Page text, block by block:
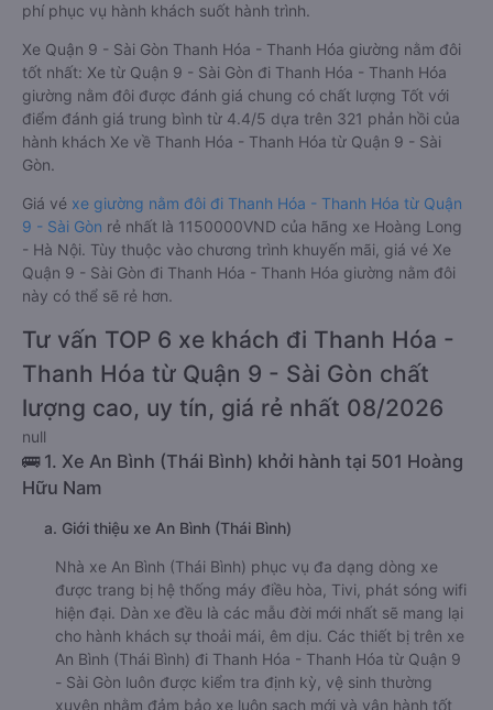
phí phục vụ hành khách suốt hành trình.
Xe Quận 9 - Sài Gòn Thanh Hóa - Thanh Hóa giường nằm đôi
tốt nhất: Xe từ Quận 9 - Sài Gòn đi Thanh Hóa - Thanh Hóa
giường nằm đôi được đánh giá chung có chất lượng Tốt với
điểm đánh giá trung bình từ 4.4/5 dựa trên 321 phản hồi của
hành khách Xe về Thanh Hóa - Thanh Hóa từ Quận 9 - Sài
Gòn.
Giá vé xe giường nằm đôi đi Thanh Hóa - Thanh Hóa từ Quận
9 - Sài Gòn rẻ nhất là 1150000VND của hãng xe Hoàng Long
- Hà Nội. Tùy thuộc vào chương trình khuyến mãi, giá vé Xe
Quận 9 - Sài Gòn đi Thanh Hóa - Thanh Hóa giường nằm đôi
này có thể sẽ rẻ hơn.
Tư vấn TOP 6 xe khách đi Thanh Hóa -
Thanh Hóa từ Quận 9 - Sài Gòn chất
lượng cao, uy tín, giá rẻ nhất 08/2026
null
🚌 1. Xe An Bình (Thái Bình) khởi hành tại 501 Hoàng
Hữu Nam
a. Giới thiệu xe An Bình (Thái Bình)
Nhà xe An Bình (Thái Bình) phục vụ đa dạng dòng xe
được trang bị hệ thống máy điều hòa, Tivi, phát sóng wifi
hiện đại. Dàn xe đều là các mẫu đời mới nhất sẽ mang lại
cho hành khách sự thoải mái, êm dịu. Các thiết bị trên xe
An Bình (Thái Bình) đi Thanh Hóa - Thanh Hóa từ Quận 9
- Sài Gòn luôn được kiểm tra định kỳ, vệ sinh thường
xuyên nhằm đảm bảo xe luôn sạch mới và vận hành tốt